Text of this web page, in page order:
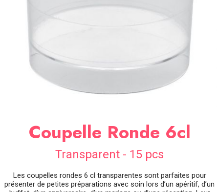
Coupelle Ronde 6cl
Transparent - 15 pcs
Les coupelles rondes 6 cl transparentes sont parfaites pour
présenter de petites préparations avec soin lors d’un apéritif, d’un